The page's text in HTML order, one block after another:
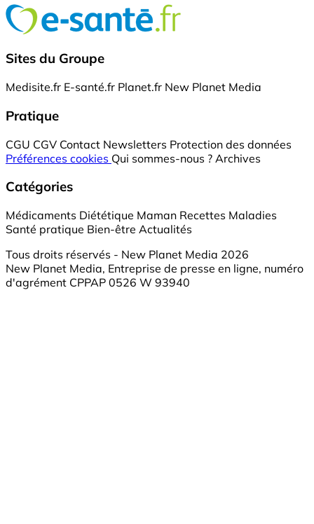
Sites du Groupe
Medisite.fr E-santé.fr Planet.fr New Planet Media
Pratique
CGU CGV Contact Newsletters Protection des données
Préférences cookies Qui sommes-nous ? Archives
Catégories
Médicaments Diététique Maman Recettes Maladies
Santé pratique Bien-être Actualités
Tous droits réservés - New Planet Media 2026
New Planet Media, Entreprise de presse en ligne, numéro
d'agrément CPPAP 0526 W 93940